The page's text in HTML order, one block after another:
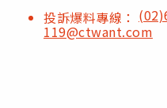
投訴爆料專線：
119@ctwant.com